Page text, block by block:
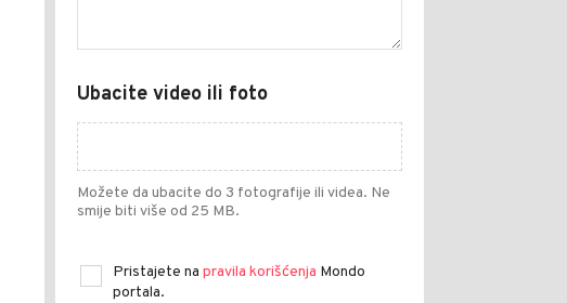
Ubacite video ili foto
Možete da ubacite do 3 fotografije ili videa. Ne
smije biti više od 25 MB.
Pristajete na pravila korišćenja Mondo
portala.